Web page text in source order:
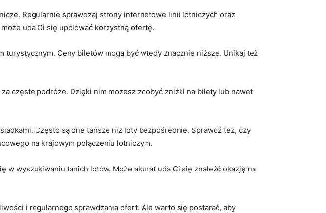
Regularnie sprawdzaj strony​ internetowe linii lotniczych oraz
uda Ci się upolować korzystną ofertę.
Ceny biletów mogą być wtedy znacznie niższe. ​Unikaj też
częste podróże. Dzięki nim⁢ możesz zdobyć zniżki na bilety lub nawet
Często są one tańsze‌ niż loty bezpośrednie. Sprawdź też, czy
na‌ krajowym połączeniu lotniczym.
wyszukiwaniu tanich lotów. Może akurat uda Ci się znaleźć okazję ⁣na
i regularnego sprawdzania ⁣ofert. Ale warto się postarać,‍ aby